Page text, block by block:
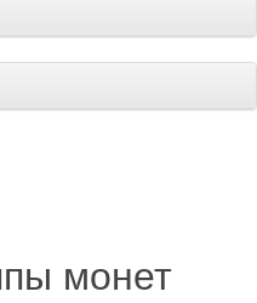
монет